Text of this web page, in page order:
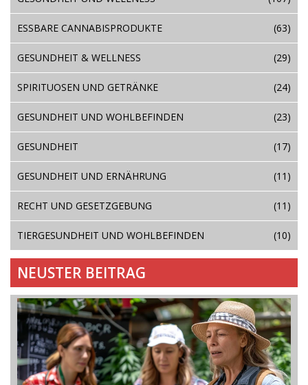
ESSBARE CANNABISPRODUKTE (63)
GESUNDHEIT & WELLNESS (29)
SPIRITUOSEN UND GETRÄNKE (24)
GESUNDHEIT UND WOHLBEFINDEN (23)
GESUNDHEIT (17)
GESUNDHEIT UND ERNÄHRUNG (11)
RECHT UND GESETZGEBUNG (11)
TIERGESUNDHEIT UND WOHLBEFINDEN (10)
NEUSTER BEITRAG